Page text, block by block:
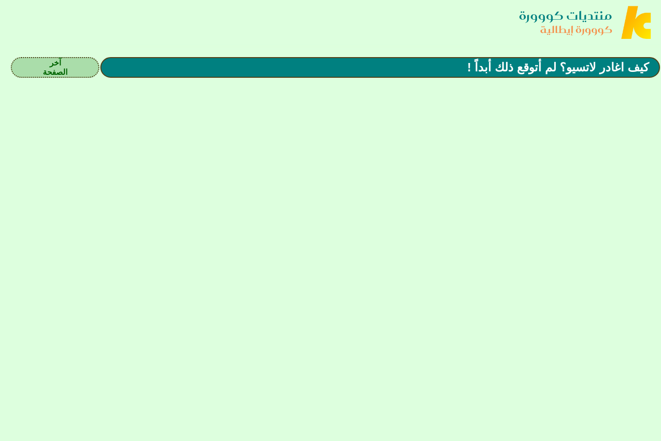
منتديات كووورة
كووورة إيطالية
كيف اغادر لاتسيو؟ لم أتوقع ذلك أبداً !
آخر
الصفحة